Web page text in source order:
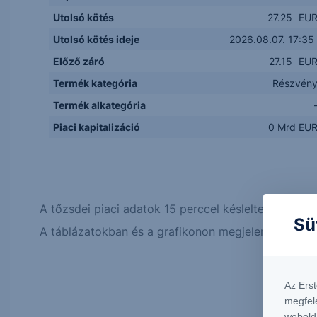
Utolsó kötés
27.25
EUR
Utolsó kötés ideje
2026.08.07. 17:35
Előző záró
27.15
EUR
Termék kategória
Részvény
Termék alkategória
-
Piaci kapitalizáció
0 Mrd EUR
A tőzsdei piaci adatok 15 perccel késleltetett
A táblázatokban és a grafikonon megjelenő
Az